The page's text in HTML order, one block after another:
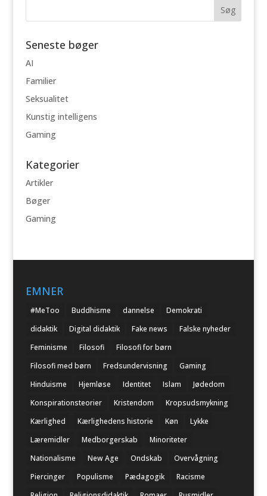
Seneste bøger
AI
Familier
Seksualitet
Kunstig intelligens
Gaming
Kategorier
Artikler
Bøger
Gaming
EMNER
#MeToo Buddhisme dannelse
Demokrati
didaktik
Digital didaktik Fake news
Falske nyheder
Feminisme
Filosofi
Filosofi for børn
Filosofi med børn
Fredsundervisning
Gaming
Hinduisme
Hjemløse Identitet Islam
Jødedom
Konspirationsteorier
Kristendom
Kropsudsmykning
Kærlighed
Kærlighedens historie Køn
Lykke
Læremidler
Medborgerskab
Minoriteter
Nationalisme
New Age Ondskab
Overvågning
Piercinger
Populisme Pædagogik
Racisme